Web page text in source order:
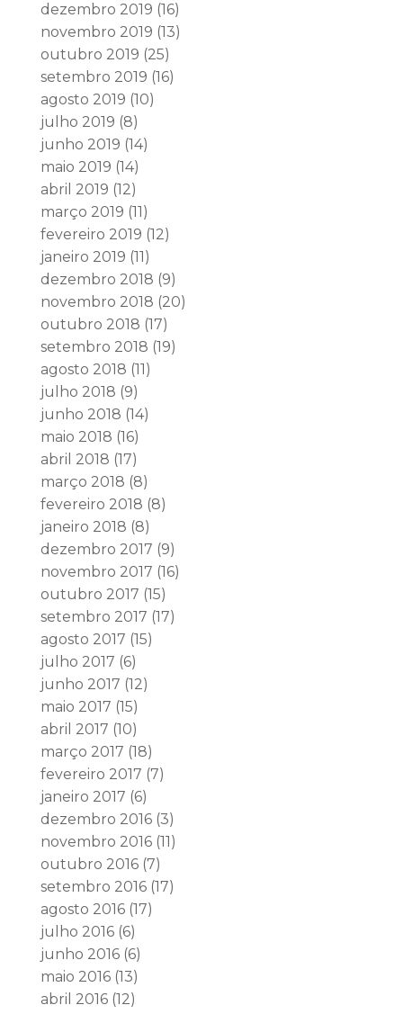
dezembro 2019 (16)
novembro 2019 (13)
outubro 2019 (25)
setembro 2019 (16)
agosto 2019 (10)
julho 2019 (8)
junho 2019 (14)
maio 2019 (14)
abril 2019 (12)
março 2019 (11)
fevereiro 2019 (12)
janeiro 2019 (11)
dezembro 2018 (9)
novembro 2018 (20)
outubro 2018 (17)
setembro 2018 (19)
agosto 2018 (11)
julho 2018 (9)
junho 2018 (14)
maio 2018 (16)
abril 2018 (17)
março 2018 (8)
fevereiro 2018 (8)
janeiro 2018 (8)
dezembro 2017 (9)
novembro 2017 (16)
outubro 2017 (15)
setembro 2017 (17)
agosto 2017 (15)
julho 2017 (6)
junho 2017 (12)
maio 2017 (15)
abril 2017 (10)
março 2017 (18)
fevereiro 2017 (7)
janeiro 2017 (6)
dezembro 2016(3)
novembro 2016(11)
outubro 2016(7)
setembro 2016(17)
agosto 2016(17)
julho 2016(6)
junho 2016(6)
maio 2016(13)
abril 2016(12)